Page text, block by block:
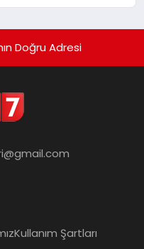
Doğru Adresi
Kullanım Şartları